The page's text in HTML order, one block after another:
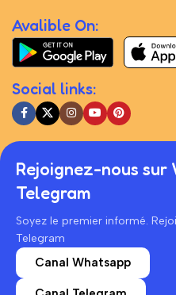
Avalible On:
Social links:
Rejoignez-nous sur
Telegram
Soyez le premier informé.
Telegram
Canal Whatsapp